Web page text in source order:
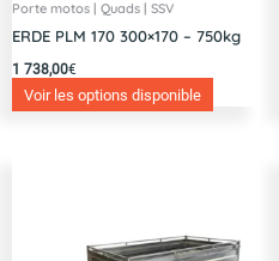
Porte motos | Quads | SSV
ERDE PLM 170 300×170 – 750kg
1 738,00€
Voir les options disponible